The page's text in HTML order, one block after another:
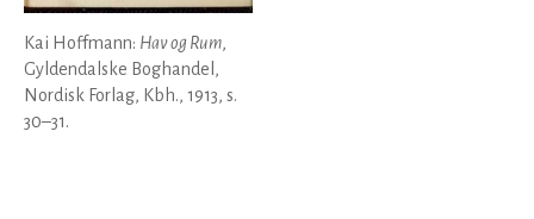
Kai Hoffmann: Hav og Rum,
Gyldendalske Boghandel,
Nordisk Forlag, Kbh., 1913, s.
30–31.